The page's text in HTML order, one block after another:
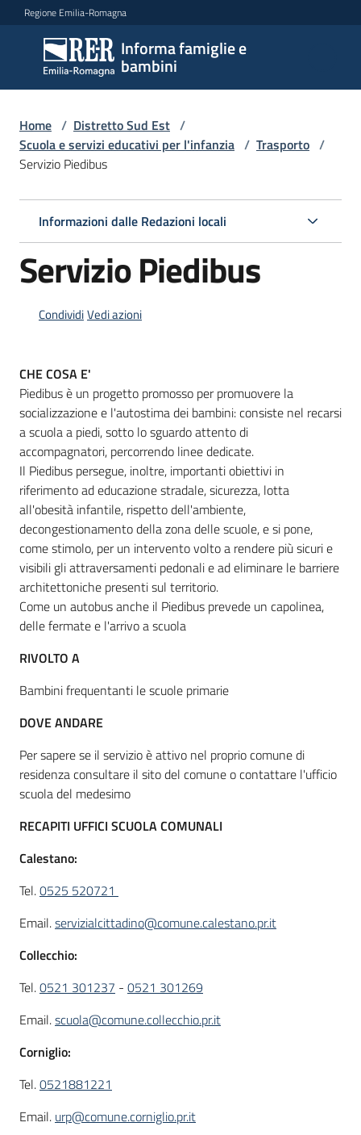
Vai al contenuto
Vai alla navigazione
Vai al footer
Regione Emilia-Romagna
Informa famiglie e
bambini
Informa
famiglie
e
bambini
Menu selezionato
Informazioni
locali
Newsletter
Home / Distretto Sud Est /
Scuola e servizi educativi per l'infanzia / Trasporto /
Servizio Piedibus
Informazioni dalle Redazioni locali
Servizio Piedibus
CondividiVedi azioni
CHE COSA E'
Piedibus è un progetto promosso per promuovere la
socializzazione e l'autostima dei bambini: consiste nel recarsi
a scuola a piedi, sotto lo sguardo attento di
accompagnatori, percorrendo linee dedicate.
Il Piedibus persegue, inoltre, importanti obiettivi in
riferimento ad educazione stradale, sicurezza, lotta
all'obesità infantile, rispetto dell'ambiente,
decongestionamento della zona delle scuole, e si pone,
come stimolo, per un intervento volto a rendere più sicuri e
visibili gli attraversamenti pedonali e ad eliminare le barriere
architettoniche presenti sul territorio.
Come un autobus anche il Piedibus prevede un capolinea,
delle fermate e l'arrivo a scuola
RIVOLTO A
Bambini frequentanti le scuole primarie
DOVE ANDARE
Per sapere se il servizio è attivo nel proprio comune di
residenza consultare il sito del comune o contattare l'ufficio
scuola del medesimo
RECAPITI UFFICI SCUOLA COMUNALI
Calestano:
Tel.0525 520721
Email.servizialcittadino@comune.calestano.pr.it
Collecchio:
Tel.0521 301237 - 0521 301269
Email.scuola@comune.collecchio.pr.it
Corniglio:
Tel.0521881221
Email. urp@comune.corniglio.pr.it